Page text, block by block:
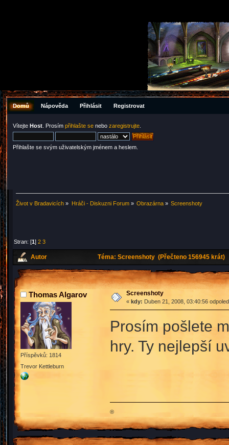
Domů Nápověda Přihlásit Registrovat
Vítejte Host . Prosím přihlašte se nebo zaregistrujte
Přihlašte se svým uživatelským jménem a heslem.
Život v Bradavicích » Hráči - Diskuzni Forum» Obrazárna» Screenshoty
Stran: [1]2 3
Autor Téma: Screenshoty (Přečteno 156945 krát)
Thomas Algarov
Příspěvků: 1814
Trevor Kettleburn
Screenshoty
« kdy: Duben 21, 2008, 03:40:56
Prosím pošlete
hry. Ty nejlepší
®